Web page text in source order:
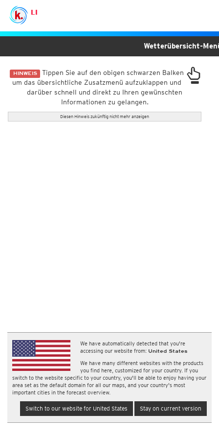
LI
HINWEIS Tippen Sie auf den obigen schwarzen Balken
um das übersichtliche Zusatzmenü aufzuklappen und
darüber schnell und direkt zu Ihren gewünschten
Informationen zu gelangen.
Diesen Hinweis zukünftig nicht mehr anzeigen
We have automatically detected that you're
accessing our website from: United States
We have many different websites with the products
you find here, customized for your country. If you
switch to the website specific to your country, you'll be able to enjoy having your
area set as the default domain for all our maps, and your country's most
important cities in the forecast overview.
Switch to our website for United States Stay on current version
Wetterübersicht-